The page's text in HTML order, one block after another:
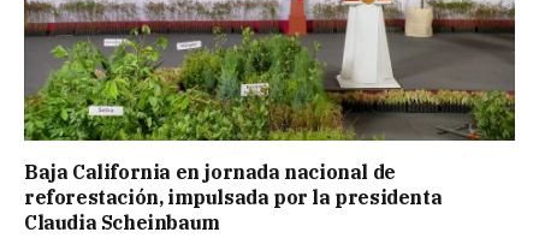
Baja California en jornada nacional de
reforestación, impulsada por la presidenta
Claudia Scheinbaum